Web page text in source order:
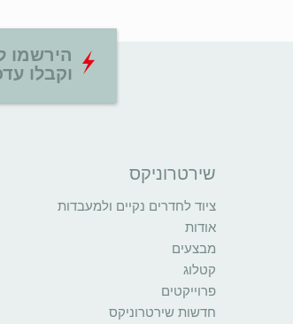
הירשמו
וקבלו
שירטרוניקס
ציוד לחדרים נקיים ולמעבדות
אודות
מבצעים
קטלוג
פרוייקטים
חדשות שירטרוניקס